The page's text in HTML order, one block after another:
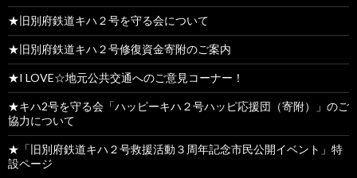
★旧別府鉄道キハ２号を守る会について
★旧別府鉄道キハ２号修復資金寄附のご案内
★I LOVE☆地元公共交通へのご意見コーナー！
★キハ2号を守る会「ハッピーキハ２号ハッピ応援団（寄附）」のご
協力について
★「旧別府鉄道キハ２号救援活動３周年記念市民公開イベント」特
設ページ